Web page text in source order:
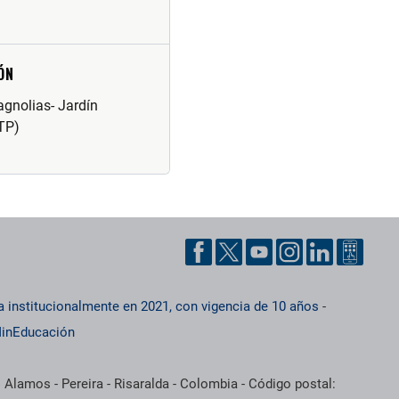
Jardín
institucionalmente en 2021, con vigencia de 10 años -
Alamos - Pereira - Risaralda - Colombia - Código postal: